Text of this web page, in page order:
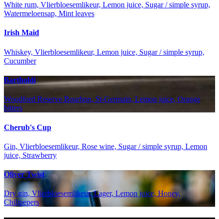
White rum, Vlierbloesemlikeur, Lemon juice, Sugar / simple syrup,
Watermeloensap, Mint leaves
Irish Maid
Whiskey, Vlierbloesemlikeur, Lemon juice, Sugar / simple syrup,
Cucumber
Bartholdi
Woodford Reserve Bourbon, St-Germain, Lemon juice, Orange
bitters
Cherub's Cup
Gin, Vlierbloesemlikeur, Rose wine, Sugar / simple syrup, Lemon
juice, Strawberry
Oliver Twist
Dry gin, Vlierbloesemlikeur, Lager, Lemon juice, Honey,
Chilipepers